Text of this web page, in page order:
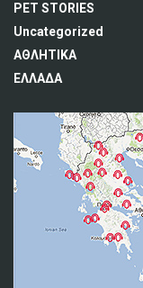
PET STORIES
Uncategorized
ΑΘΛΗΤΙΚΑ
ΕΛΛΑΔΑ